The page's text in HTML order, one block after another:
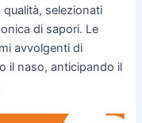
selezionati
di sapori. Le
avvolgenti di
il naso, anticipando il